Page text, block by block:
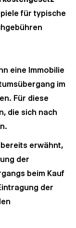
für typische
eine Immobilie
im
Für diese
die sich nach
bereits erwähnt,
der
beim Kauf
der